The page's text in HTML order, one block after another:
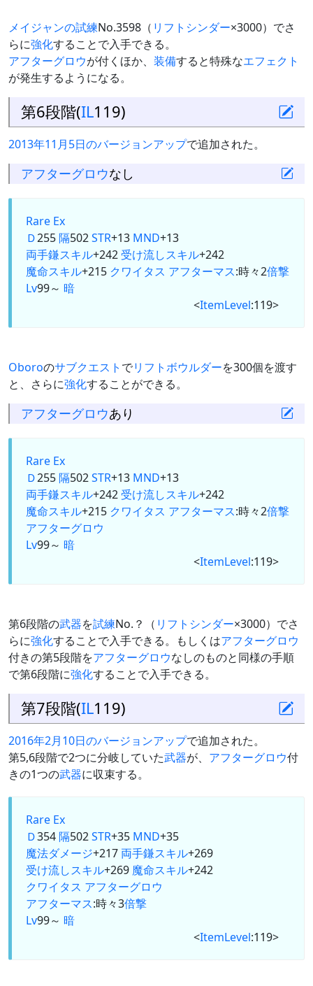
メイジャンの試練No.3598（ リフトシンダー×3000）でさ
らに強化することで入手できる。
アフターグロウが付くほか、 装備すると特殊なエフェクト
が発生するようになる。
第6段階(IL119)
2013年11月5日のバージョンアップで追加された。
アフターグロウなし
Rare Ex
Ｄ255隔502STR+13 MND+13
両手鎌スキル+242 受け流しスキル+242
魔命スキル+215 クワイタス アフターマス:時々2倍撃
Lv99～ 暗
<ItemLevel:119>
Oboroのサブクエスト でリフトボウルダーを300個を渡す
と、さらに強化することができる。
アフターグロウあり
Rare Ex
Ｄ255隔502STR+13 MND+13
両手鎌スキル+242 受け流しスキル+242
魔命スキル+215 クワイタス アフターマス:時々2倍撃
アフターグロウ
Lv99～ 暗
<ItemLevel:119>
第6段階の武器を試練No.？（ リフトシンダー×3000）でさ
らに強化することで入手できる。もしくはアフターグロウ
付きの第5段階をアフターグロウなしのものと同様の手順
で第6段階に強化することで入手できる。
第7段階(IL119)
2016年2月10日のバージョンアップで追加された。
第5,6段階で2つに分岐していた武器が、 アフターグロウ付
きの1つの武器に収束する。
Rare Ex
Ｄ354隔502STR+35 MND+35
魔法ダメージ+217 両手鎌スキル+269
受け流しスキル+269 魔命スキル+242
クワイタス アフターグロウ
アフターマス:時々3倍撃
Lv99～ 暗
<ItemLevel:119>